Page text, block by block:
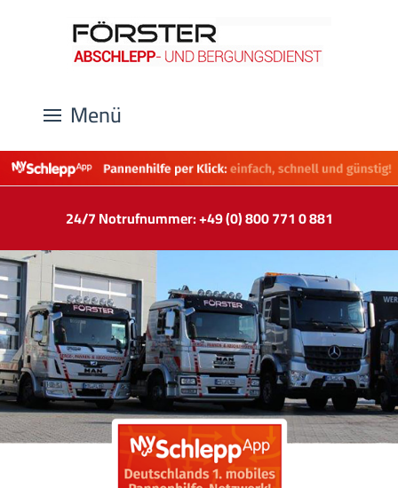
Menü
24/7 Notrufnummer: +49 (0) 800 771 0 881